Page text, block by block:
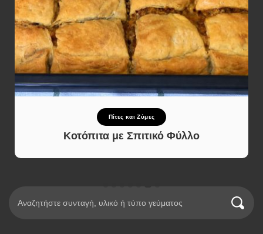
Πίτες και Ζύμες
Κοτόπιτα με Σπιτικό Φύλλο